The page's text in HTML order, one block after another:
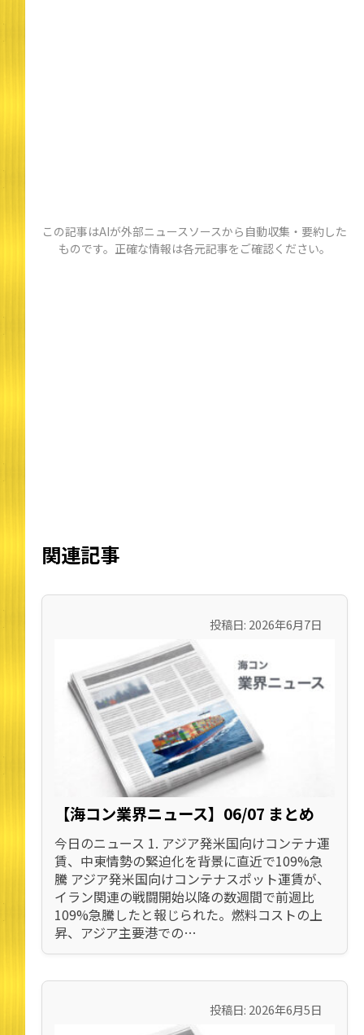
この記事はAIが外部ニュースソースから自動収集・要約した
ものです。正確な情報は各元記事をご確認ください。
関連記事
投稿日: 2026年6月7日
【海コン業界ニュース】06/07 まとめ
今日のニュース 1. アジア発米国向けコンテナ運
賃、中東情勢の緊迫化を背景に直近で109%急
騰 アジア発米国向けコンテナスポット運賃が、
イラン関連の戦闘開始以降の数週間で前週比
109%急騰したと報じられた。燃料コストの上
昇、アジア主要港での…
投稿日: 2026年6月5日